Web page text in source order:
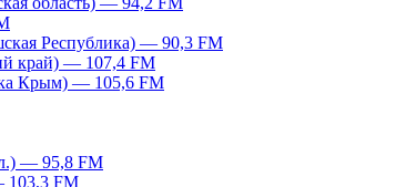
Республика) — 90,3 FM
край) — 107,4 FM
Крым) — 105,6 FM
— 95,8 FM
103,3 FM